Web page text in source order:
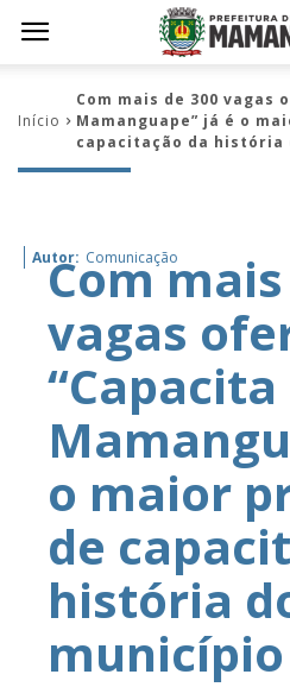
Início
Com mais de 300 vagas
Mamanguape” já é o
capacitação da história
Autor: Comunicação
Com
vagas
“Capacita
o maior
de
história
município